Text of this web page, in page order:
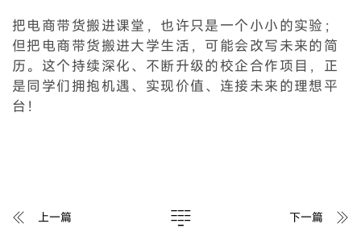
把电商带货搬进课堂，也许只是一个小小的实验；
但把电商带货搬进大学生活，可能会改写未来的简
历。这个持续深化、不断升级的校企合作项目，正
是同学们拥抱机遇、实现价值、连接未来的理想平
台！
上一篇 下一篇